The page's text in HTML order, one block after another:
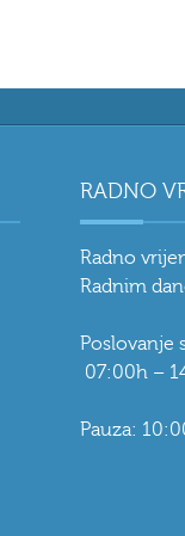
RADNO
Radno
Radnim
07:00h –
Pauza: